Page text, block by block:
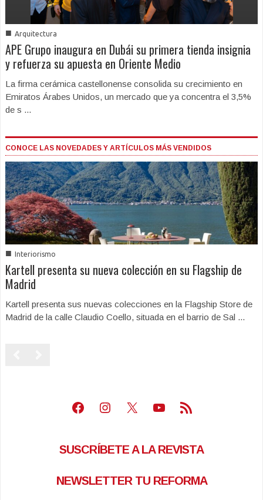
■ Arquitectura
APE Grupo inaugura en Dubái su primera tienda insignia
y refuerza su apuesta en Oriente Medio
La firma cerámica castellonense consolida su crecimiento en
Emiratos Árabes Unidos, un mercado que ya concentra el 3,5%
de s ...
CONOCE LAS NOVEDADES Y ARTÍCULOS MÁS VENDIDOS
■ Interiorismo
Kartell presenta su nueva colección en su Flagship de
Madrid
Kartell presenta sus nuevas colecciones en la Flagship Store de
Madrid de la calle Claudio Coello, situada en el barrio de Sal ...
Facebook
Instagram
X Youtube
Feed RSS
SUSCRÍBETE A LA REVISTA
NEWSLETTER TU REFORMA